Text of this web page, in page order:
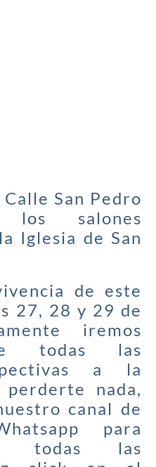
San Pedro
salones
Iglesia de San
de este
27, 28 y 29 de
iremos
todas las
a la
nada,
canal de
para
todas las